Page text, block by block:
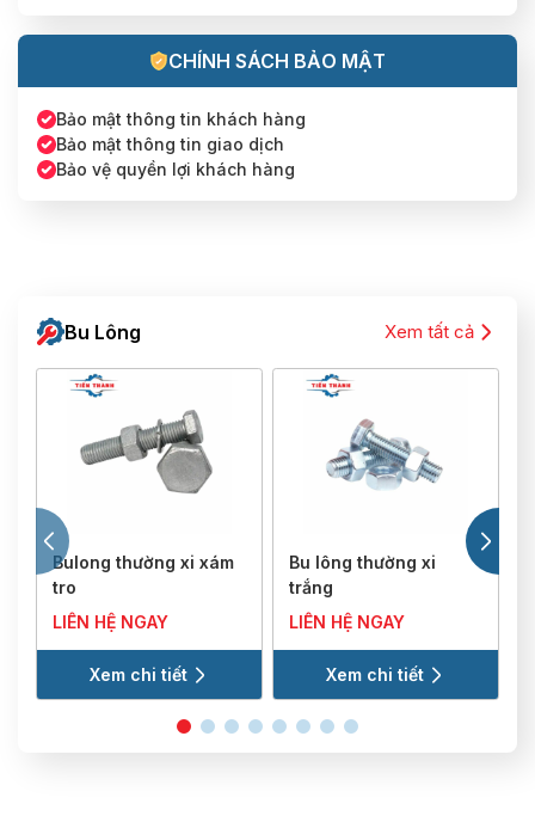
CHÍNH SÁCH BẢO MẬT
Bảo mật thông tin khách hàng
Bảo mật thông tin giao dịch
Bảo vệ quyền lợi khách hàng
Bu Lông Xem tất cả
Bulong thường xi xám
tro
LIÊN HỆ NGAY
Xem chi tiết
Bu lông thường xi
trắng
LIÊN HỆ NGAY
Xem chi tiết